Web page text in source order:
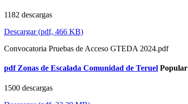
1182 descargas
Descargar(pdf, 466 KB)
Convocatoria Pruebas de Acceso GTEDA 2024.pdf
pdf Zonas de Escalada Comunidad de Teruel Popular
1500 descargas